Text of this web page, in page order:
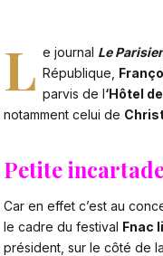
L e journal Le
République,
parvis de l‘Hôtel
notamment celui de
Petite
Car en effet c’est au
le cadre du festival Fnac
président, sur le côté de